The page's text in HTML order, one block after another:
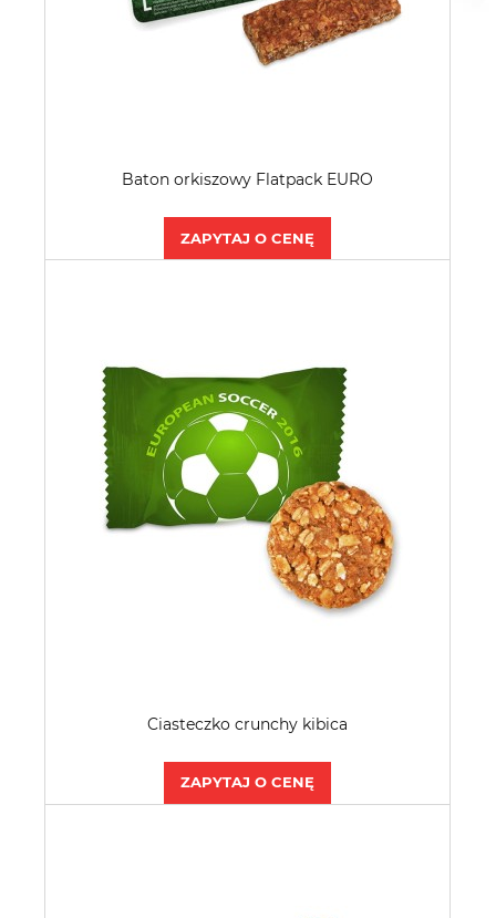
Baton orkiszowy Flatpack EURO
ZAPYTAJ O CENĘ
Ciasteczko crunchy kibica
ZAPYTAJ O CENĘ